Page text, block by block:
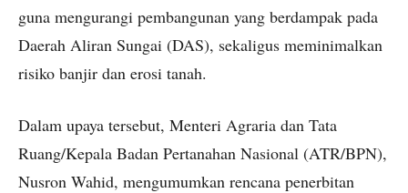
guna mengurangi pembangunan yang berdampak pada
Daerah Aliran Sungai (DAS), sekaligus meminimalkan
risiko banjir dan erosi tanah.
Dalam upaya tersebut, Menteri Agraria dan Tata
Ruang/Kepala Badan Pertanahan Nasional (ATR/BPN),
Nusron Wahid, mengumumkan rencana penerbitan